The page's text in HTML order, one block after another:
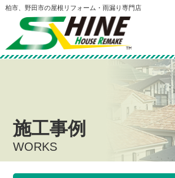
柏市、野田市の屋根リフォーム・雨漏り専門店
施工事例
WORKS